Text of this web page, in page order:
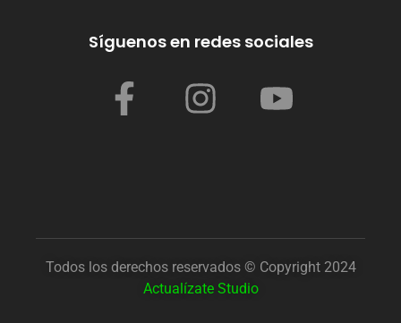
Síguenos en redes sociales
Todos los derechos reservados © Copyright 2024
Actualízate Studio